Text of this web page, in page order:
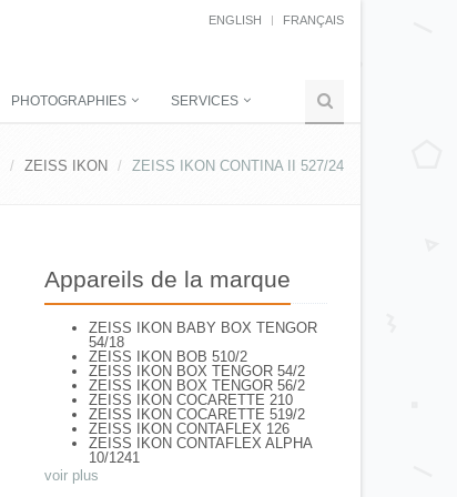
ENGLISH FRANÇAIS
PHOTOGRAPHIES SERVICES
ZEISS IKON ZEISS IKON CONTINA II 527/24
Appareils de la marque
ZEISS IKON BABY BOX TENGOR
54/18
ZEISS IKON BOB 510/2
ZEISS IKON BOX TENGOR 54/2
ZEISS IKON BOX TENGOR 56/2
ZEISS IKON COCARETTE 210
ZEISS IKON COCARETTE 519/2
ZEISS IKON CONTAFLEX 126
ZEISS IKON CONTAFLEX ALPHA
10/1241
ZEISS IKON CONTAFLEX I (861/02
voir plus